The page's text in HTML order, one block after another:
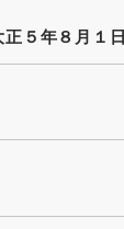
５年８月１日